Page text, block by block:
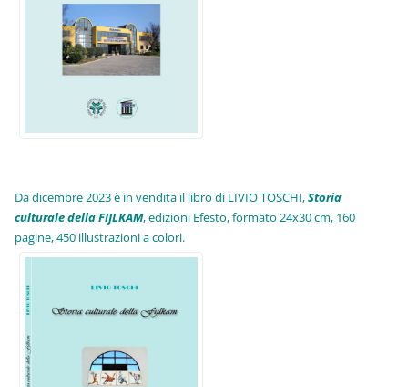
Da dicembre 2023 è in vendita il libro di LIVIO TOSCHI,Storia
culturale della FIJLKAM, edizioni Efesto, formato 24x30 cm, 160
pagine, 450 illustrazioni a colori.